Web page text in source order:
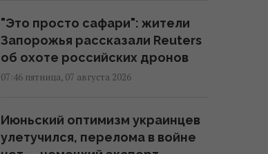
"Это просто сафари": жители
Запорожья рассказали Reuters
об охоте российских дронов
07:46 пятница, 07 августа 2026
Июньский оптимизм украинцев
улетучился, перелома в войне